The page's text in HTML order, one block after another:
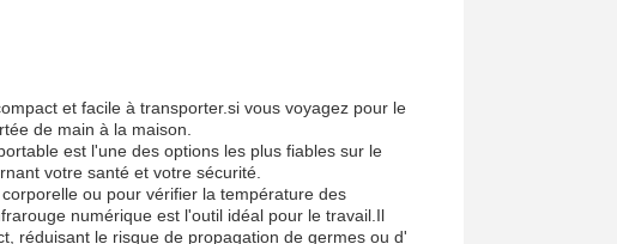
et facile à transporter.si vous voyagez pour le
de main à la maison.
est l'une des options les plus fiables sur le
votre santé et votre sécurité.
ou pour vérifier la température des
numérique est l'outil idéal pour le travail.Il
réduisant le risque de propagation de germes ou d'